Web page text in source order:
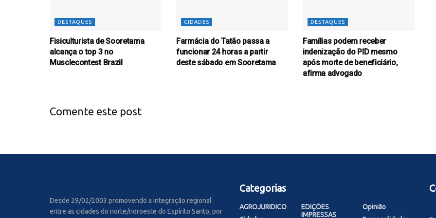
DESTAQUES
Fisiculturista de Sooretama
alcança o top 3 no
Musclecontest Brazil
CIDADES
Farmácia do Tatão passa a
funcionar 24 horas a partir
deste sábado em Sooretama
DESTAQUES
Famílias podem receber
indenização do PID mesmo
após morte de beneficiário,
afirma advogado
Comente este post
Desde 29/02/2003 promovendo a integração regional
entre as cidades do norte/noroeste do Espírito Santo, por
Categorias
AGROJURIDICO
EDIÇÕES
IMPRESSAS
Opinião